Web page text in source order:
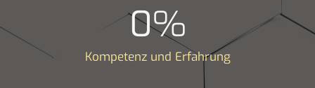
0%
Kompetenz und Erfahrung